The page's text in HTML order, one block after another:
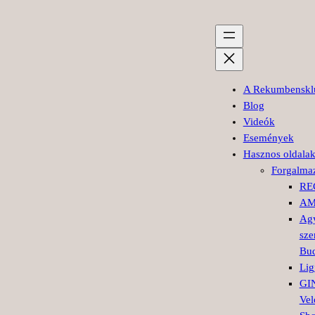
A
Blog
Videók
Események
Hasznos oldalak